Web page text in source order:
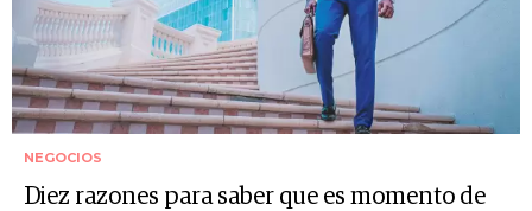
NEGOCIOS
Diez razones para saber que es momento de